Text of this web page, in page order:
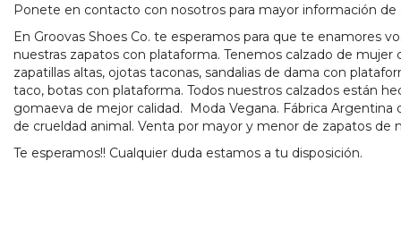
Ponete en contacto con nosotros para mayor información
En Groovas Shoes Co. te esperamos para que te enamores
nuestras zapatos con plataforma. Tenemos calzado de mujer
zapatillas altas, ojotas taconas, sandalias de dama con
taco, botas con plataforma. Todos nuestros calzados están
gomaeva de mejor calidad. Moda Vegana. Fábrica Argentina
de crueldad animal. Venta por mayor y menor de zapatos de
Te esperamos!! Cualquier duda estamos a tu disposición.